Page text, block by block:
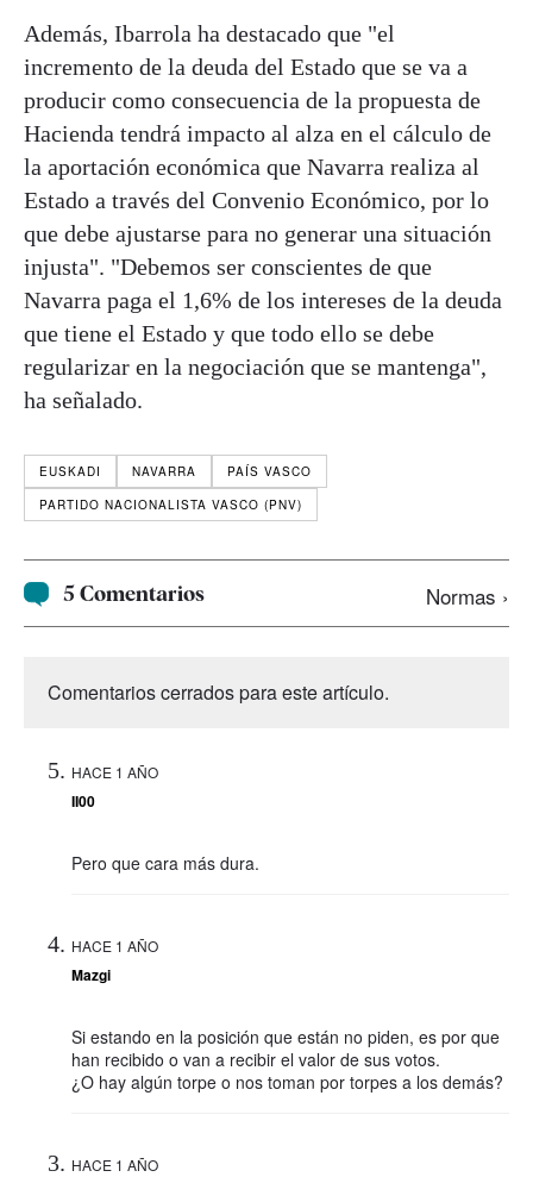
Además, Ibarrola ha destacado que "el
incremento de la deuda del Estado que se va a
producir como consecuencia de la propuesta de
Hacienda tendrá impacto al alza en el cálculo de
la aportación económica que Navarra realiza al
Estado a través del Convenio Económico, por lo
que debe ajustarse para no generar una situación
injusta". "Debemos ser conscientes de que
Navarra paga el 1,6% de los intereses de la deuda
que tiene el Estado y que todo ello se debe
regularizar en la negociación que se mantenga",
ha señalado.
EUSKADI NAVARRA
PAÍS VASCO
PARTIDO NACIONALISTA VASCO (PNV)
5 Comentarios Normas ›
Comentarios cerrados para este artículo.
HACE 1 AÑO
II00
Pero que cara más dura.
HACE 1 AÑO
Mazgi
Si estando en la posición que están no piden, es por que
han recibido o van a recibir el valor de sus votos.
¿O hay algún torpe o nos toman por torpes a los demás?
HACE 1 AÑO